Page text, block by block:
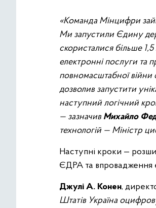
«Команда Мінцифри
Ми запустили Єдину
скористалися більше
електронні послуги та
повномасштабної
дозволив запустити
наступний логічний
— зазначив Михайло
технологій — Міністр
Наступні кроки —
ЄДРА та впровадження
Джулі А. Конен,
Штатів Україна